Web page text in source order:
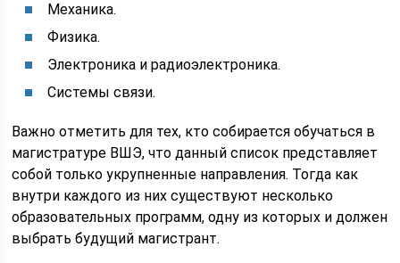
Механика.
Физика.
Электроника и радиоэлектроника.
Системы связи.
Важно отметить для тех, кто собирается обучаться в
магистратуре ВШЭ, что данный список представляет
собой только укрупненные направления. Тогда как
внутри каждого из них существуют несколько
образовательных программ, одну из которых и должен
выбрать будущий магистрант.